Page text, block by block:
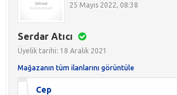
25 Mayıs 2022, 08:38
Serdar Atıcı
Üyelik tarihi: 18 Aralık 2021
Mağazanın tüm ilanlarını görüntüle
Cep